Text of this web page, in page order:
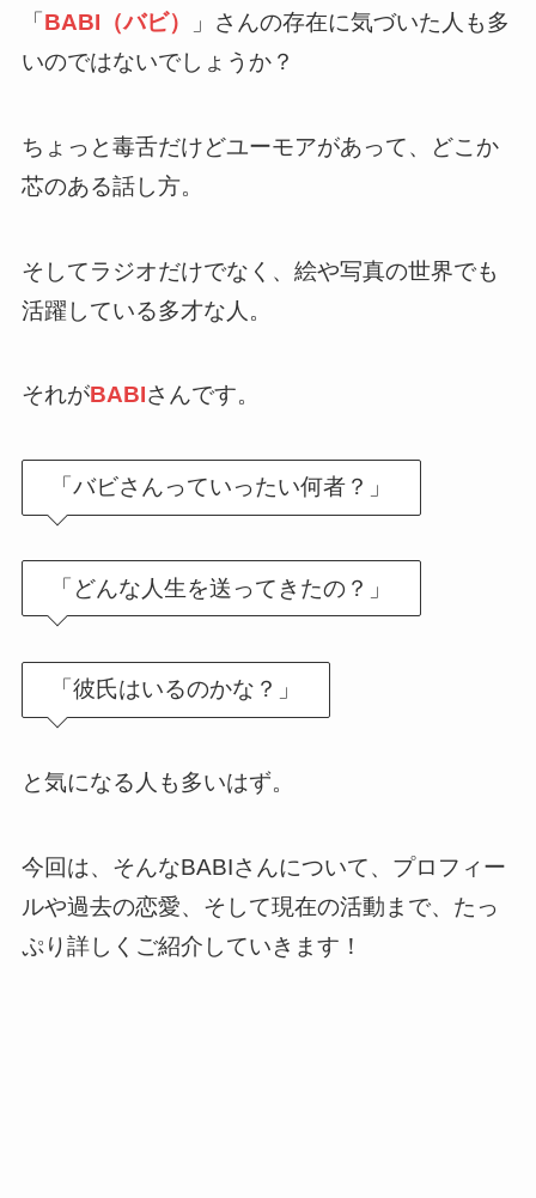
「 BABI（バビ）
」さんの存在に気づいた人も多
いのではないでしょうか？
ちょっと毒舌だけどユーモアがあって、どこか
芯のある話し方。
そしてラジオだけでなく、絵や写真の世界でも
活躍している多才な人。
それがBABIさんです。
「バビさんっていったい何者？」
「どんな人生を送ってきたの？」
「彼氏はいるのかな？」
と気になる人も多いはず。
今回は、そんなBABIさんについて、プロフィー
ルや過去の恋愛、そして現在の活動まで、たっ
ぷり詳しくご紹介していきます！